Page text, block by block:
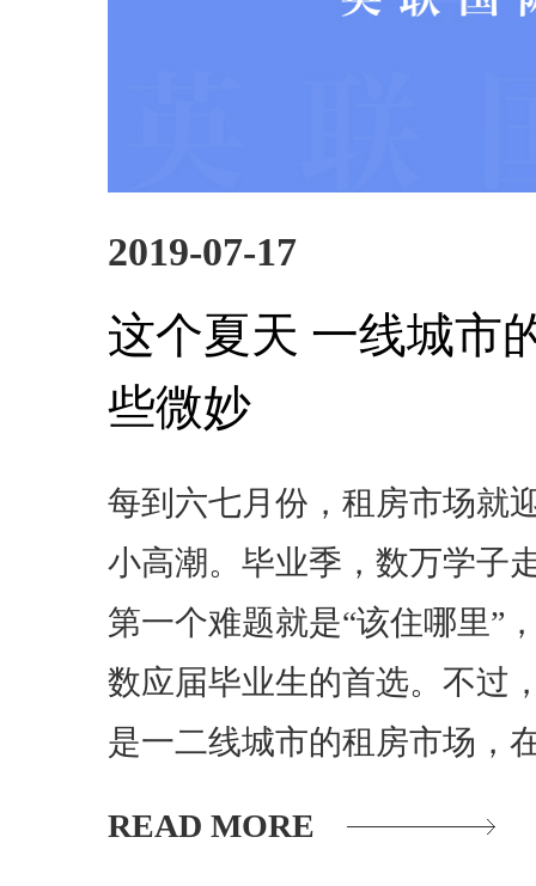
2019-07-17
这个夏天 一线城市
些微妙
每到六七月份，租房市场就
小高潮。毕业季，数万学子
第一个难题就是“该住哪里”
数应届毕业生的首选。不过
是一二线城市的租房市场，
READ MORE